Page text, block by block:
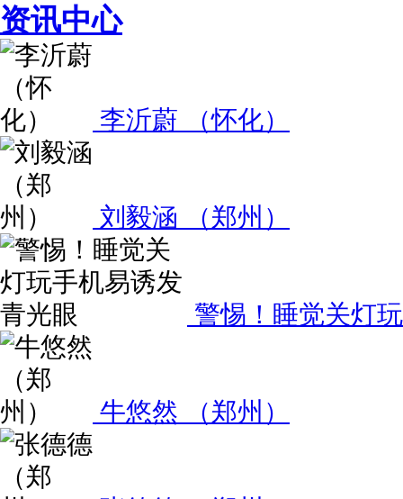
资讯中心
李沂蔚 （怀化）
刘毅涵 （郑州）
警惕！睡觉关灯
牛悠然 （郑州）